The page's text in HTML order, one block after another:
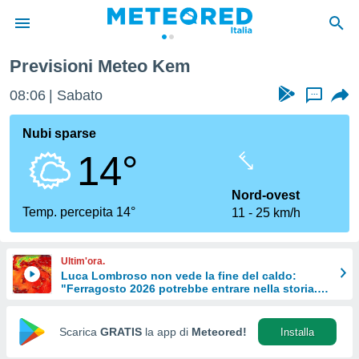
di
per
le
di
Web
Previsioni Meteo Kem
08:06 Sabato ...
Nubi sparse
14°
Temp. percepita 14°
Nord-ovest
11
25 km/h
Ultim'ora.
Luca Lombroso non vede la fine del caldo:
"Ferragosto 2026 potrebbe entrare nella storia.
Scarica GRATIS la app di Meteored! Installa